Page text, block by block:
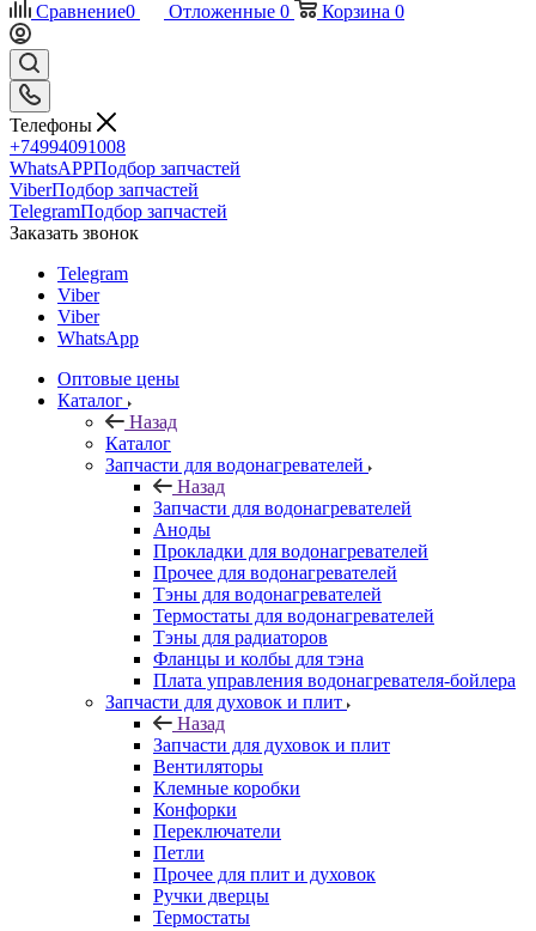
Сравнение0 Отложенные 0 Корзина 0
Телефоны
+74994091008
WhatsAPPПодбор запчастей
ViberПодбор запчастей
TelegramПодбор запчастей
Заказать звонок
Telegram
Viber
Viber
WhatsApp
Оптовые цены
Каталог
Назад
Каталог
Запчасти для водонагревателей
Назад
Запчасти для водонагревателей
Аноды
Прокладки для водонагревателей
Прочее для водонагревателей
Тэны для водонагревателей
Термостаты для водонагревателей
Тэны для радиаторов
Фланцы и колбы для тэна
Плата управления водонагревателя-бойлера
Запчасти для духовок и плит
Назад
Запчасти для духовок и плит
Вентиляторы
Клемные коробки
Конфорки
Переключатели
Петли
Прочее для плит и духовок
Ручки дверцы
Термостаты